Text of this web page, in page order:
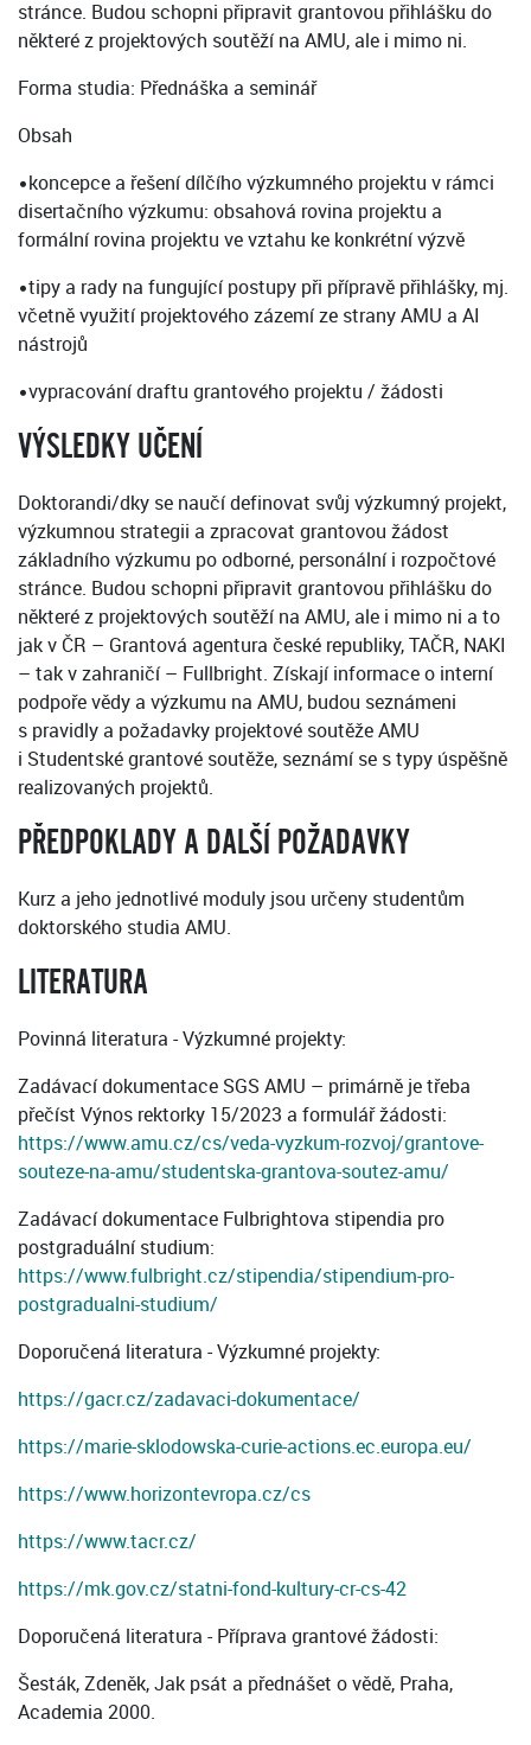
stránce. Budou schopni připravit grantovou přihlášku do
některé z projektových soutěží na AMU, ale i mimo ni.
Forma studia: Přednáška a seminář
Obsah
•koncepce a řešení dílčího výzkumného projektu v rámci
disertačního výzkumu: obsahová rovina projektu a
formální rovina projektu ve vztahu ke konkrétní výzvě
•tipy a rady na fungující postupy při přípravě přihlášky, mj.
včetně využití projektového zázemí ze strany AMU a AI
nástrojů
•vypracování draftu grantového projektu / žádosti
VÝSLEDKY UČENÍ
Doktorandi/dky se naučí definovat svůj výzkumný projekt,
výzkumnou strategii a zpracovat grantovou žádost
základního výzkumu po odborné, personální i rozpočtové
stránce. Budou schopni připravit grantovou přihlášku do
některé z projektových soutěží na AMU, ale i mimo ni a to
jak v ČR – Grantová agentura české republiky, TAČR, NAKI
– tak v zahraničí – Fullbright. Získají informace o interní
podpoře vědy a výzkumu na AMU, budou seznámeni
s pravidly a požadavky projektové soutěže AMU
i Studentské grantové soutěže, seznámí se s typy úspěšně
realizovaných projektů.
PŘEDPOKLADY A DALŠÍ POŽADAVKY
Kurz a jeho jednotlivé moduly jsou určeny studentům
doktorského studia AMU.
LITERATURA
Povinná literatura - Výzkumné projekty:
Zadávací dokumentace SGS AMU – primárně je třeba
přečíst Výnos rektorky 15/2023 a formulář žádosti:
https://www.amu.cz/cs/veda-vyzkum-rozvoj/grantove-
souteze-na-amu/studentska-grantova-soutez-amu/
Zadávací dokumentace Fulbrightova stipendia pro
postgraduální studium:
https://www.fulbright.cz/stipendia/stipendium-pro-
postgradualni-studium/
Doporučená literatura - Výzkumné projekty:
https://gacr.cz/zadavaci-dokumentace/
https://marie-sklodowska-curie-actions.ec.europa.eu/
https://www.horizontevropa.cz/cs
https://www.tacr.cz/
https://mk.gov.cz/statni-fond-kultury-cr-cs-42
Doporučená literatura - Příprava grantové žádosti:
Šesták, Zdeněk, Jak psát a přednášet o vědě, Praha,
Academia 2000.